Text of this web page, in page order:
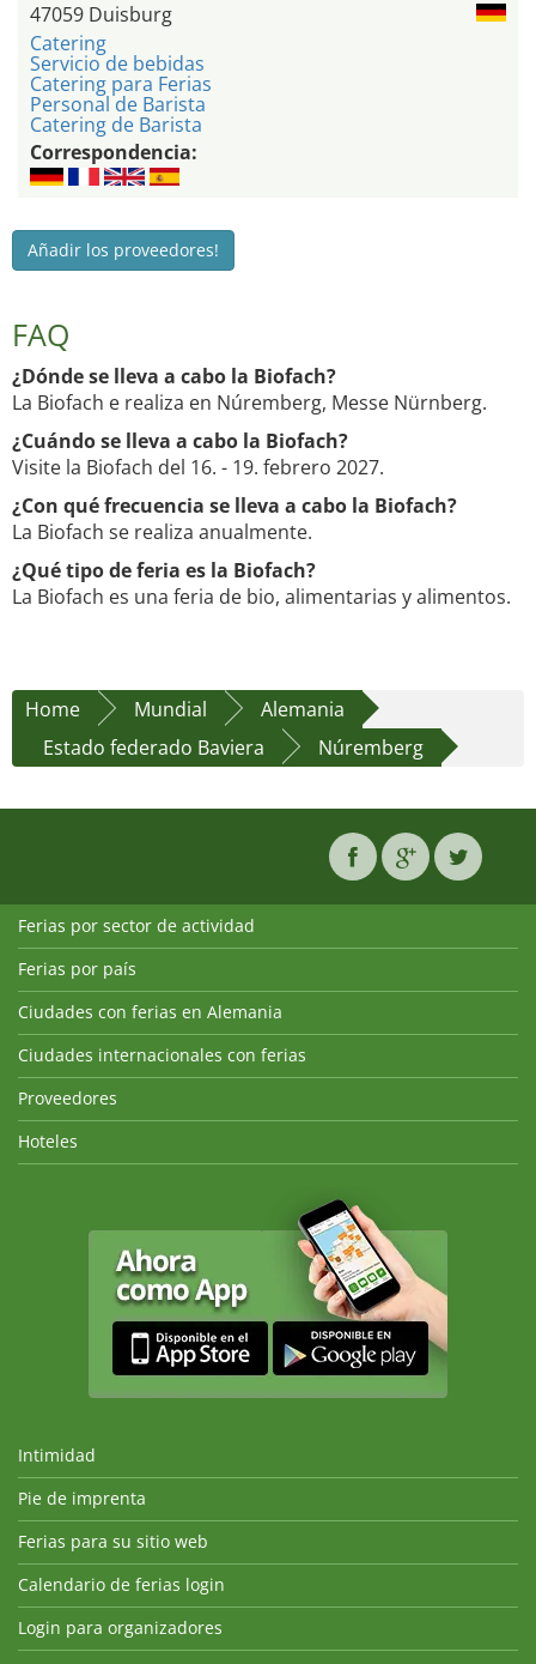
47059 Duisburg
Catering
Servicio de bebidas
Catering para Ferias
Personal de Barista
Catering de Barista
Correspondencia:
Añadir los proveedores!
FAQ
¿Dónde se lleva a cabo la Biofach?
La Biofach e realiza en Núremberg, Messe Nürnberg.
¿Cuándo se lleva a cabo la Biofach?
Visite la Biofach del 16. - 19. febrero 2027.
¿Con qué frecuencia se lleva a cabo la Biofach?
La Biofach se realiza anualmente.
¿Qué tipo de feria es la Biofach?
La Biofach es una feria de bio, alimentarias y alimentos.
Home Mundial
Alemania
Estado federado Baviera
Núremberg
Ferias por sector de actividad
Ferias por país
Ciudades con ferias en Alemania
Ciudades internacionales con ferias
Proveedores
Hoteles
Intimidad
Pie de imprenta
Ferias para su sitio web
Calendario de ferias login
Login para organizadores